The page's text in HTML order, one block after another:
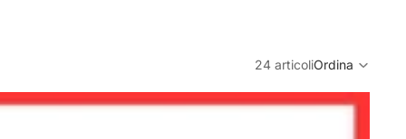
24 articoliOrdina